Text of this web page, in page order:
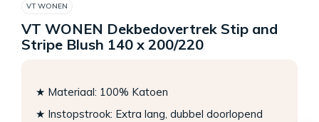
VT WONEN
VT WONEN Dekbedovertrek Stip and
Stripe Blush 140 x 200/220
★ Materiaal: 100% Katoen
★ Instopstrook: Extra lang, dubbel doorlopend